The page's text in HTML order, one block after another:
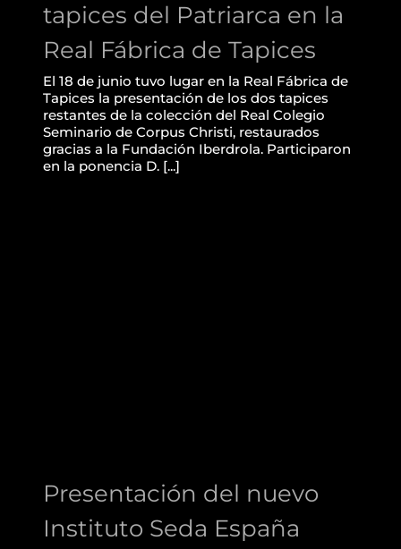
tapices del Patriarca en la
Real Fábrica de Tapices
El 18 de junio tuvo lugar en la Real Fábrica de
Tapices la presentación de los dos tapices
restantes de la colección del Real Colegio
Seminario de Corpus Christi, restaurados
gracias a la Fundación Iberdrola. Participaron
en la ponencia D. [...]
Presentación del nuevo
Instituto Seda España